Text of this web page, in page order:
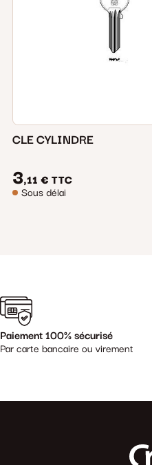
CLE CYLINDRE
3,11 € TTC
Sous délai
Paiement 100% sécurisé
Par carte bancaire ou virement